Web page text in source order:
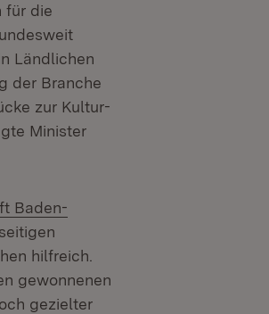
für die
Ländlichen
der Branche
zur Kultur-
Minister
Baden-
hilfreich.
gewonnenen
gezielter